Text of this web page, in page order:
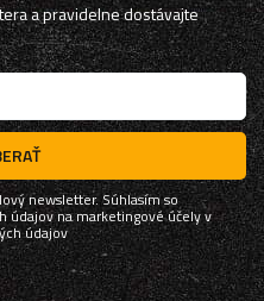
a pravidelne dostávajte
newsletter. Súhlasím so
údajov na marketingové účely v
údajov